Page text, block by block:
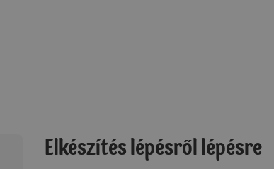
Elkészítés lépésről lépésre